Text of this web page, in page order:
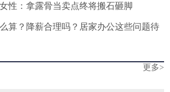
性：拿露骨当卖点终将搬石砸脚
算？降薪合理吗？居家办公这些问题待
更多>